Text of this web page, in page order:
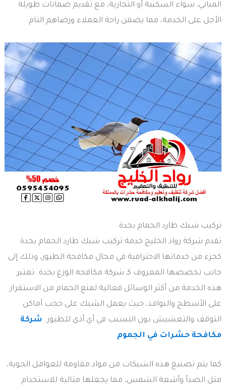
المباني، سواء السكنية أو التجارية، مع تقديم ضمانات طويلة
الأجل على الخدمة، مما يضمن راحة العملاء ورضاهم التام.
تركيب شبك طارد الحمام بجدة
تقدم شركة رواد الخليج خدمة تركيب شبك طارد الحمام بجدة
كجزء من خدماتها الاحترافية في مجال مكافحة الطيور، وذلك إلى
جانب تخصصها المعروف كـ شركة مكافحه الوزغ بجدة. تعتبر
هذه الخدمة من أكثر الوسائل فعالية لمنع الحمام من الاستقرار
على الأسطح والنوافذ، حيث يعمل الشبك على حجب أماكن
التوقف والتعشيش دون التسبب في أي أذى للطيور. شركة
مكافحة حشرات في الجموم
كما يتم تصنيع هذه الشبكات من مواد مقاومة للعوامل الجوية،
مثل الصدأ وأشعة الشمس، مما يجعلها مثالية للاستخدام